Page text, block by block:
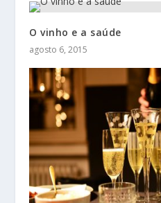
O vinho e a saúde
agosto 6, 2015